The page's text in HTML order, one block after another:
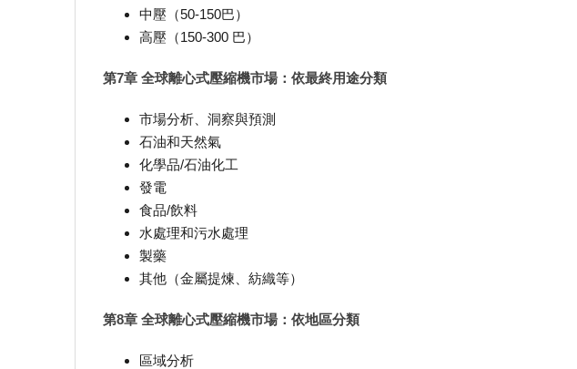
中壓（50-150巴）
高壓（150-300 巴）
第7章 全球離心式壓縮機市場：依最終用途分類
市場分析、洞察與預測
石油和天然氣
化學品/石油化工
發電
食品/飲料
水處理和污水處理
製藥
其他（金屬提煉、紡織等）
第8章 全球離心式壓縮機市場：依地區分類
區域分析